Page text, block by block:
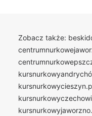
Zobacz także: